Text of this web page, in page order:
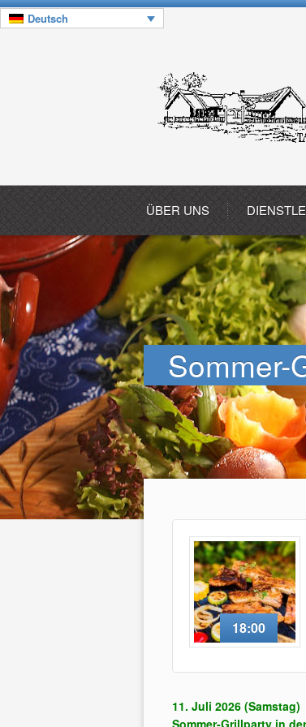
Deutsch
ÜBER UNS
Sommer-
18:00
11. Juli 2026 (Samstag)
Sommer-Grillparty in